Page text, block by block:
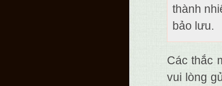
thành
bảo lưu.
Các thắc
vui lòng